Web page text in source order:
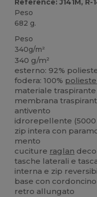
Reference: J141M, R-
Peso
682 g.
Peso
340g/m²
340 g/m²
esterno: 92%
fodera: 100%
materiale
membrana
antivento
idrorepellente
zip intera con
mento
cuciture raglan
tasche laterali e
interna e zip
base con
retro allungato